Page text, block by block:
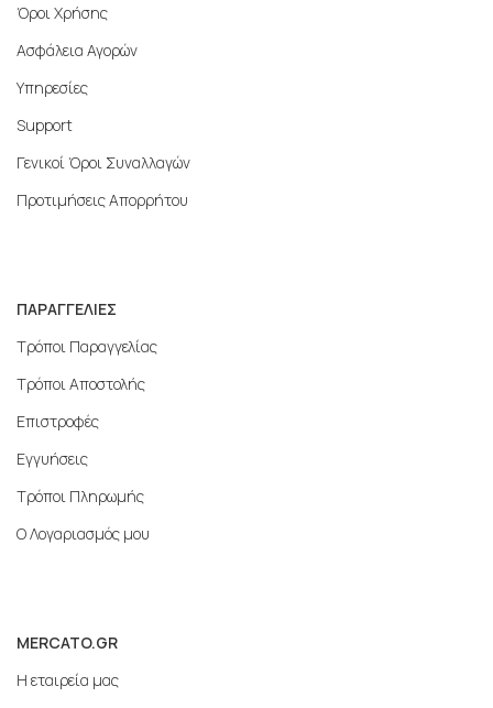
Όροι Χρήσης
Ασφάλεια Αγορών
Υπηρεσίες
Support
Γενικοί Όροι Συναλλαγών
Προτιμήσεις Απορρήτου
ΠΑΡΑΓΓΕΛΙΕΣ
Τρόποι Παραγγελίας
Τρόποι Αποστολής
Επιστροφές
Εγγυήσεις
Τρόποι Πληρωμής
Ο Λογαριασμός μου
MERCATO.GR
Η εταιρεία μας